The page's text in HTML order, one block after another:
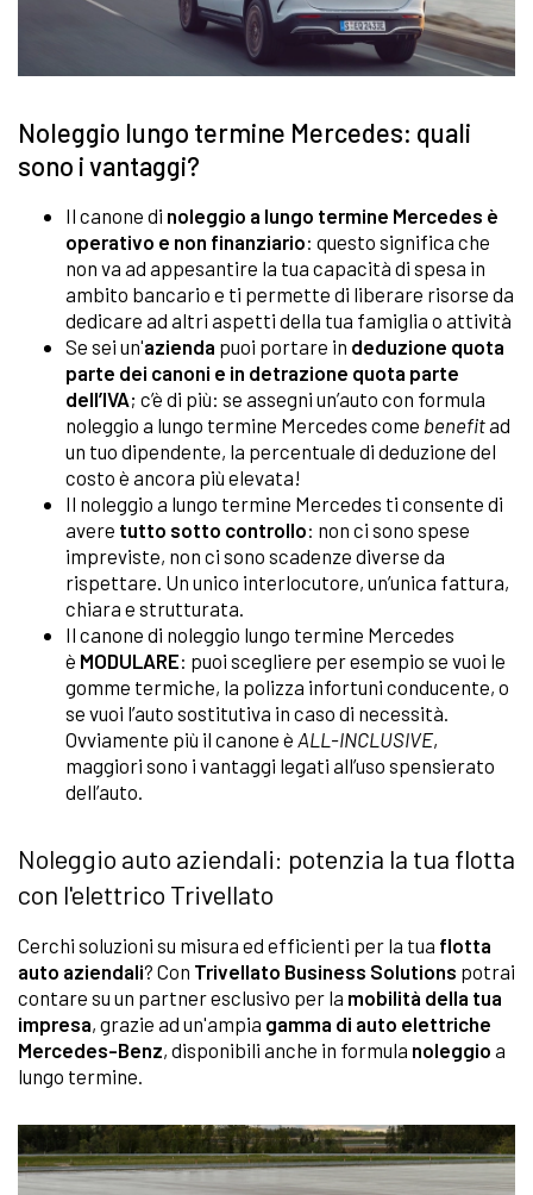
Noleggio lungo termine Mercedes: quali
sono i vantaggi?
Il canone di noleggio a lungo termine Mercedes è
operativo e non finanziario: questo significa che
non va ad appesantire la tua capacità di spesa in
ambito bancario e ti permette di liberare risorse da
dedicare ad altri aspetti della tua famiglia o attività
Se sei un'azienda puoi portare in deduzione quota
parte dei canoni e in detrazione quota parte
dell’IVA; c’è di più: se assegni un’auto con formula
noleggio a lungo termine Mercedes come benefitad
un tuo dipendente, la percentuale di deduzione del
costo è ancora più elevata!
Il noleggio a lungo termine Mercedes ti consente di
avere tutto sotto controllo: non ci sono spese
impreviste, non ci sono scadenze diverse da
rispettare. Un unico interlocutore, un’unica fattura,
chiara e strutturata.
Il canone di noleggio lungo termine Mercedes
è MODULARE: puoi scegliere per esempio se vuoi le
gomme termiche, la polizza infortuni conducente, o
se vuoi l’auto sostitutiva in caso di necessità.
Ovviamente più il canone è ALL-INCLUSIVE,
maggiori sono i vantaggi legati all’uso spensierato
dell’auto.
Noleggio auto aziendali: potenzia la tua flotta
con l'elettrico Trivellato
Cerchi soluzioni su misura ed efficienti per la tua flotta
auto aziendali? Con Trivellato Business Solutions potrai
contare su un partner esclusivo per la mobilità della tua
impresa, grazie ad un'ampia gamma di auto elettriche
Mercedes-Benz, disponibili anche in formula noleggio a
lungo termine.